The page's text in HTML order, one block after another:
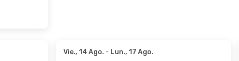
Vie., 14 Ago. - Lun., 17 Ago.